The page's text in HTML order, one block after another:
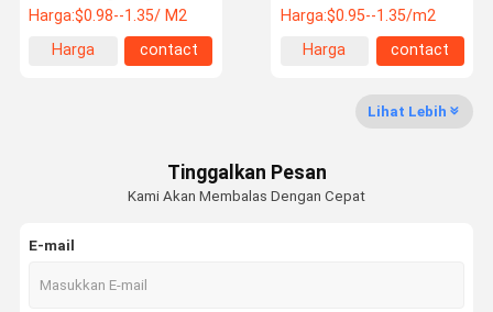
Tur Pabrik
Kontrol
Berita
Kain fiberglass
Harga:$0.95--1.35/m2
Harga
contact
Harga:$0.98--1.35/ M2
Harga
contact
Lihat Lebih
Tinggalkan Pesan
Kami Akan Membalas Dengan Cepat
E-mail